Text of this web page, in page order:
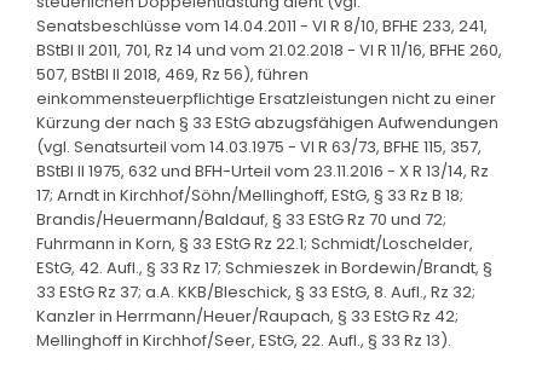
Senatsbeschlüsse vom 14.04.2011 - VI R 8/10, BFHE 233, 241,
BStBl II 2011, 701, Rz 14 und vom 21.02.2018 - VI R 11/16, BFHE 260,
507, BStBl II 2018, 469, Rz 56), führen
einkommensteuerpflichtige Ersatzleistungen nicht zu einer
Kürzung der nach § 33 EStG abzugsfähigen Aufwendungen
(vgl. Senatsurteil vom 14.03.1975 - VI R 63/73, BFHE 115, 357,
BStBl II 1975, 632 und BFH-Urteil vom 23.11.2016 - X R 13/14, Rz
17; Arndt in Kirchhof/Söhn/Mellinghoff, EStG, § 33 Rz B 18;
Brandis/Heuermann/Baldauf, § 33 EStG Rz 70 und 72;
Fuhrmann in Korn, § 33 EStG Rz 22.1; Schmidt/Loschelder,
EStG, 42. Aufl., § 33 Rz 17; Schmieszek in Bordewin/Brandt, §
33 EStG Rz 37; a.A. KKB/Bleschick, § 33 EStG, 8. Aufl., Rz 32;
Kanzler in Herrmann/Heuer/Raupach, § 33 EStG Rz 42;
Mellinghoff in Kirchhof/Seer, EStG, 22. Aufl., § 33 Rz 13).